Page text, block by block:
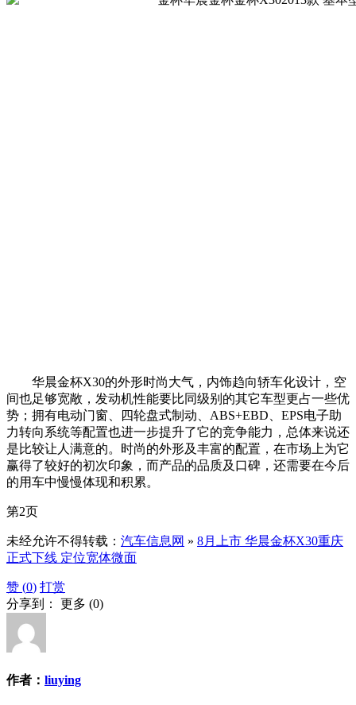
华晨金杯X30的外形时尚大气，内饰趋向轿车化设计，空
间也足够宽敞，发动机性能要比同级别的其它车型更占一些优
势；拥有电动门窗、四轮盘式制动、ABS+EBD、EPS电子助
力转向系统等配置也进一步提升了它的竞争能力，总体来说还
是比较让人满意的。时尚的外形及丰富的配置，在市场上为它
赢得了较好的初次印象，而产品的品质及口碑，还需要在今后
的用车中慢慢体现和积累。
第2页
未经允许不得转载： 汽车信息网 » 8月上市 华晨金杯X30重庆
正式下线 定位宽体微面
赞 (0) 打赏
分享到： 更多 (0)
作者： liuying